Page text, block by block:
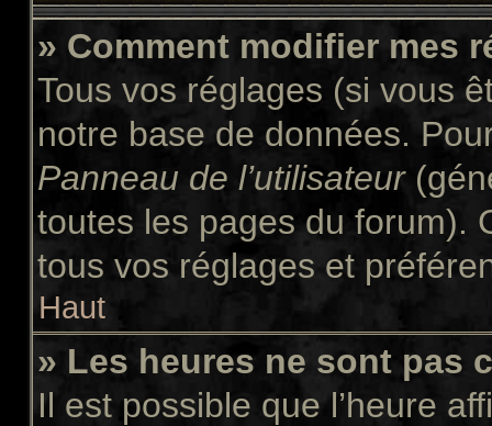
» Comment modifier mes
Tous vos réglages (si vous
notre base de données.
Panneau de l’utilisateur
toutes les pages du forum).
tous vos réglages et
Haut
» Les heures ne sont pas
Il est possible que l’heure